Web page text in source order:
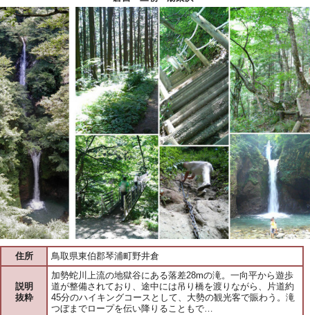
住所 鳥取県東伯郡琴浦町野井倉
説明
抜粋
加勢蛇川上流の地獄谷にある落差28mの滝。一向平から遊歩
道が整備されており、途中には吊り橋を渡りながら、片道約
45分のハイキングコースとして、大勢の観光客で賑わう。滝
つぼまでロープを伝い降りることもで…